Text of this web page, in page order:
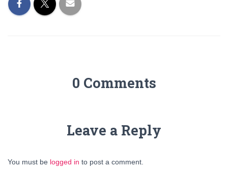
0 Comments
Leave a Reply
You must be logged in to post a comment.